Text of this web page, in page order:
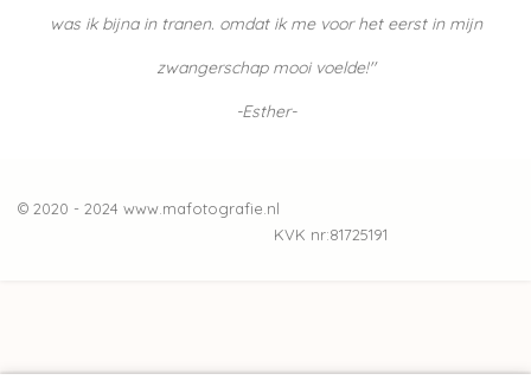
was ik bijna in tranen. omdat ik me voor het eerst in mijn
zwangerschap mooi voelde!''
-Esther-
© 2020 - 2024 www.mafotografie.nl
KVK nr:81725191